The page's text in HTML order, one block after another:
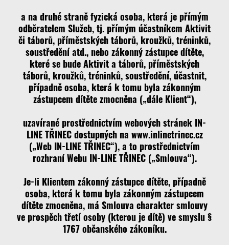
a na druhé straně fyzická osoba, která je přímým
odběratelem Služeb, tj. přímým účastníkem Aktivit
či táborů, příměstských táborů, kroužků, tréninků,
soustředění atd., nebo zákonný zástupce dítěte,
které se bude Aktivit a táborů, příměstských
táborů, kroužků, tréninků, soustředění, účastnit,
případně osoba, která k tomu byla zákonným
zástupcem dítěte zmocněna („dále Klient“),
uzavírané prostřednictvím webových stránek IN-
LINE TŘINEC dostupných na www.inlinetrinec.cz
(„Web IN-LINE TŘINEC“), a to prostřednictvím
rozhraní Webu IN-LINE TŘINEC („Smlouva“).
Je-li Klientem zákonný zástupce dítěte, případně
osoba, která k tomu byla zákonným zástupcem
dítěte zmocněna, má Smlouva charakter smlouvy
ve prospěch třetí osoby (kterou je dítě) ve smyslu §
1767 občanského zákoníku.